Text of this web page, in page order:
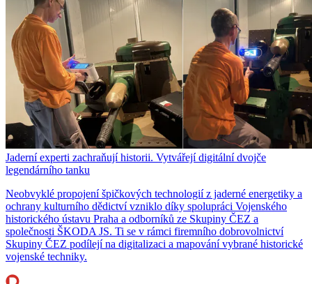
Jaderní experti zachraňují historii. Vytvářejí digitální dvojče
legendárního tanku
Neobvyklé propojení špičkových technologií z jaderné energetiky a
ochrany kulturního dědictví vzniklo díky spolupráci Vojenského
historického ústavu Praha a odborníků ze Skupiny ČEZ a
společnosti ŠKODA JS. Ti se v rámci firemního dobrovolnictví
Skupiny ČEZ podílejí na digitalizaci a mapování vybrané historické
vojenské techniky.